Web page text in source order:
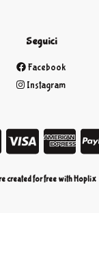
Seguici
Facebook
Instagram
created for free with Hoplix